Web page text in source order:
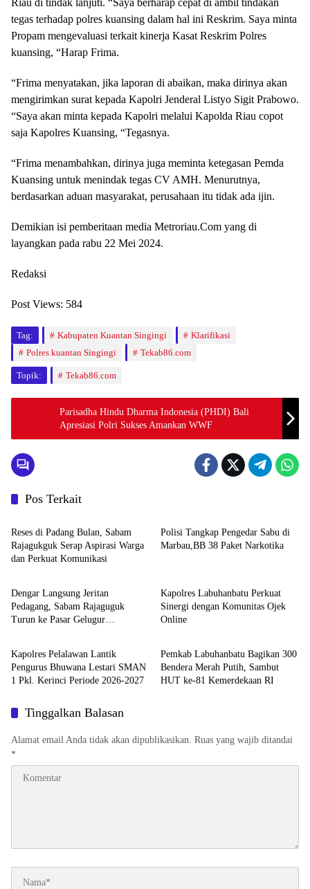
Riau di tindak lanjuti. “Saya berharap cepat di ambil tindakan
tegas terhadap polres kuansing dalam hal ini Reskrim. Saya minta
Propam mengevaluasi terkait kinerja Kasat Reskrim Polres
kuansing, “Harap Frima.
“Frima menyatakan, jika laporan di abaikan, maka dirinya akan
mengirimkan surat kepada Kapolri Jenderal Listyo Sigit Prabowo.
“Saya akan minta kepada Kapolri melalui Kapolda Riau copot
saja Kapolres Kuansing, “Tegasnya.
“Frima menambahkan, dirinya juga meminta ketegasan Pemda
Kuansing untuk menindak tegas CV AMH. Menurutnya,
berdasarkan aduan masyarakat, perusahaan itu tidak ada ijin.
Demikian isi pemberitaan media Metroriau.Com yang di
layangkan pada rabu 22 Mei 2024.
Redaksi
Post Views: 584
Tag: Kabupaten Kuantan Singingi
Klarifikasi
Polres kuantan Singingi
Tekab86.com
Topik: Tekab86.com
Parisadha Hindu Dharma Indonesia (PHDI) Bali
Apresiasi Polri Sukses Amankan WWF
Pos Terkait
Berita
Reses di Padang Bulan, Sabam
Rajagukguk Serap Aspirasi Warga
dan Perkuat Komunikasi
Polisi Tangkap Pengedar Sabu di
Marbau,BB 38 Paket Narkotika
Berita
Dengar Langsung Jeritan
Pedagang, Sabam Rajaguguk
Turun ke Pasar Gelugur
Kapolres Labuhanbatu Perkuat
Sinergi dengan Komunitas Ojek
Online
Berita
Kapolres Pelalawan Lantik
Pengurus Bhuwana Lestari SMAN
1 Pkl. Kerinci Periode 2026-2027
Berita
Pemkab Labuhanbatu Bagikan 300
Bendera Merah Putih, Sambut
HUT ke-81 Kemerdekaan RI
Tinggalkan Balasan
Alamat email Anda tidak akan dipublikasikan. Ruas yang wajib ditandai
*